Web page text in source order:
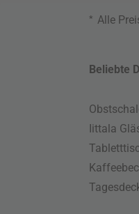
* Alle
Beliebte
Iittala